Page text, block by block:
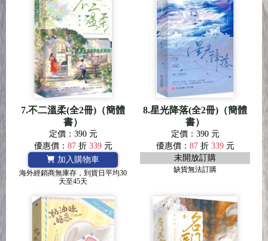
7.不二溫柔(全2冊)（簡體
書）
定價：390 元
優惠價： 87折 339元
加入購物車
海外經銷商無庫存，到貨日平均30
天至45天
8.星光降落(全2冊)（簡體
書）
定價：390 元
優惠價： 87折 339元
未開放訂購
缺貨無法訂購